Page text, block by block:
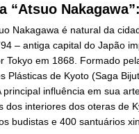
“Atsuo Nakagawa”:
Nakagawa é natural da
– antiga capital do Japão
Tokyo em 1868. Formado
Plásticas de Kyoto (Saga
principal influência em sua
dos interiores dos oteras de
budistas e 400 santuários